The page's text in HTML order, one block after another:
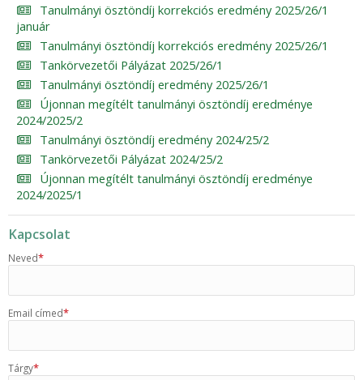
Tanulmányi ösztöndíj korrekciós eredmény 2025/26/1
január
Tanulmányi ösztöndíj korrekciós eredmény 2025/26/1
Tankörvezetői Pályázat 2025/26/1
Tanulmányi ösztöndíj eredmény 2025/26/1
Újonnan megítélt tanulmányi ösztöndíj eredménye
2024/2025/2
Tanulmányi ösztöndíj eredmény 2024/25/2
Tankörvezetői Pályázat 2024/25/2
Újonnan megítélt tanulmányi ösztöndíj eredménye
2024/2025/1
Kapcsolat
Neved*
Email címed*
Tárgy*